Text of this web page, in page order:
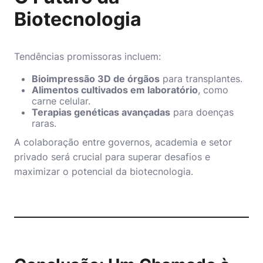
Biotecnologia
Tendências promissoras incluem:
Bioimpressão 3D de órgãos para transplantes.
Alimentos cultivados em laboratório, como
carne celular.
Terapias genéticas avançadas para doenças
raras.
A colaboração entre governos, academia e setor
privado será crucial para superar desafios e
maximizar o potencial da biotecnologia.